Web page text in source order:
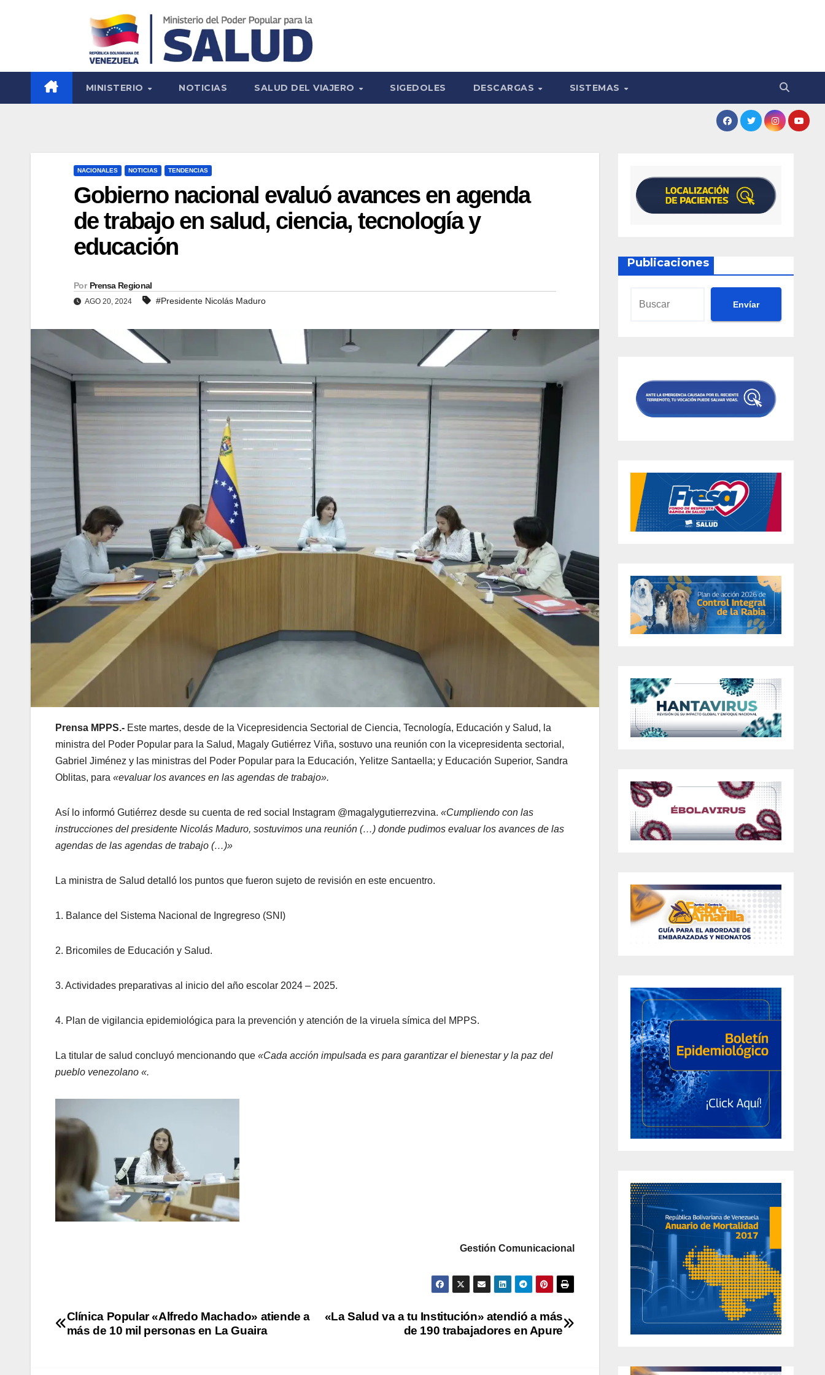
MINISTERIO NOTICIAS SALUD DEL VIAJERO SIGEDOLES DESCARGAS SISTEMAS
NACIONALES NOTICIAS TENDENCIAS
Gobierno nacional evaluó avances en agenda
de trabajo en salud, ciencia, tecnología y
educación
Por Prensa Regional
AGO 20, 2024 #Presidente Nicolás Maduro
Prensa MPPS.- Este martes, desde de la Vicepresidencia Sectorial de Ciencia, Tecnología, Educación y Salud, la
ministra del Poder Popular para la Salud, Magaly Gutiérrez Viña, sostuvo una reunión con la vicepresidenta sectorial,
Gabriel Jiménez y las ministras del Poder Popular para la Educación, Yelitze Santaella; y Educación Superior, Sandra
Oblitas, para «evaluar los avances en las agendas de trabajo».
Así lo informó Gutiérrez desde su cuenta de red social Instagram @magalygutierrezvina. «Cumpliendo con las
instrucciones del presidente Nicolás Maduro, sostuvimos una reunión (…) donde pudimos evaluar los avances de las
agendas de las agendas de trabajo (…)»
La ministra de Salud detalló los puntos que fueron sujeto de revisión en este encuentro.
1. Balance del Sistema Nacional de Ingregreso (SNI)
2. Bricomiles de Educación y Salud.
3. Actividades preparativas al inicio del año escolar 2024 – 2025.
4. Plan de vigilancia epidemiológica para la prevención y atención de la viruela símica del MPPS.
La titular de salud concluyó mencionando que «Cada acción impulsada es para garantizar el bienestar y la paz del
pueblo venezolano «.
Gestión Comunicacional
«La Salud va a tu Institución» atendió a más
de 190 trabajadores en Apure
Clínica Popular «Alfredo Machado» atiende a
más de 10 mil personas en La Guaira
Publicaciones
Envíar